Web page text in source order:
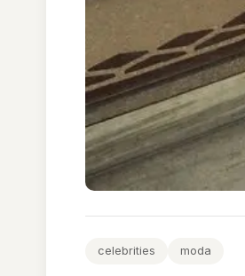
celebrities moda